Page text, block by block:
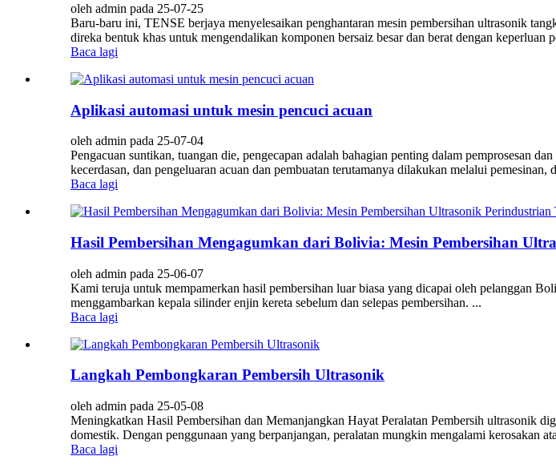
oleh admin pada 25-07-25
Baru-baru ini, TENSE berjaya menyelesaikan penghantaran mesin pembersihan ultrasonik
direka bentuk khas untuk mengendalikan komponen bersaiz besar dan berat dengan keperluan
Baca lagi
Aplikasi automasi untuk mesin pencuci acuan
oleh admin pada 25-07-04
Pengacuan suntikan, tuangan die, pengecapan adalah bahagian penting dalam pemprosesan
kecerdasan, dan pengeluaran acuan dan pembuatan terutamanya dilakukan melalui pemesinan,
Baca lagi
Hasil Pembersihan Mengagumkan dari Bolivia: Mesin Pembersihan
oleh admin pada 25-06-07
Kami teruja untuk mempamerkan hasil pembersihan luar biasa yang dicapai oleh pelanggan
menggambarkan kepala silinder enjin kereta sebelum dan selepas pembersihan. ...
Baca lagi
Langkah Pembongkaran Pembersih Ultrasonik
oleh admin pada 25-05-08
Meningkatkan Hasil Pembersihan dan Memanjangkan Hayat Peralatan Pembersih ultrasonik
domestik. Dengan penggunaan yang berpanjangan, peralatan mungkin mengalami kerosakan
Baca lagi